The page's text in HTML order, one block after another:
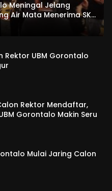
Meningal Jelang
Air Mata Menerima SKL
Rektor UBM Gorontalo
Rektor Mendaftar,
Gorontalo Makin Seru
Mulai Jaring Calon